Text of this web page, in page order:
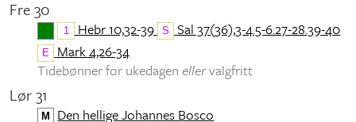
Fre 30
1 Hebr 10,32-39 S Sal 37(36),3-4.5-6.27-28.39-40
E
Mark 4,26-34
Tidebønner for ukedagen ellervalgfritt
Lør 31
M Den hellige Johannes Bosco